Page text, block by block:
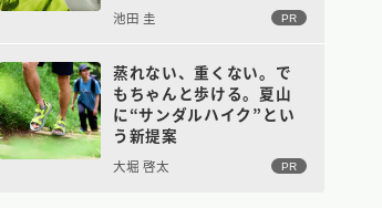
池田 圭 PR
蒸れない、重くない。で
もちゃんと歩ける。夏山
に“サンダルハイク”とい
う新提案
大堀 啓太 PR